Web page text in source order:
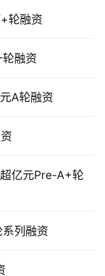
轮融资
融资
A轮融资
亿元Pre-A+轮
列融资